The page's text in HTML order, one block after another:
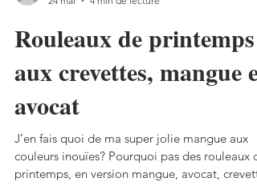
24 mai
4 min de lecture
Rouleaux de printemps
aux crevettes, mangue et
avocat